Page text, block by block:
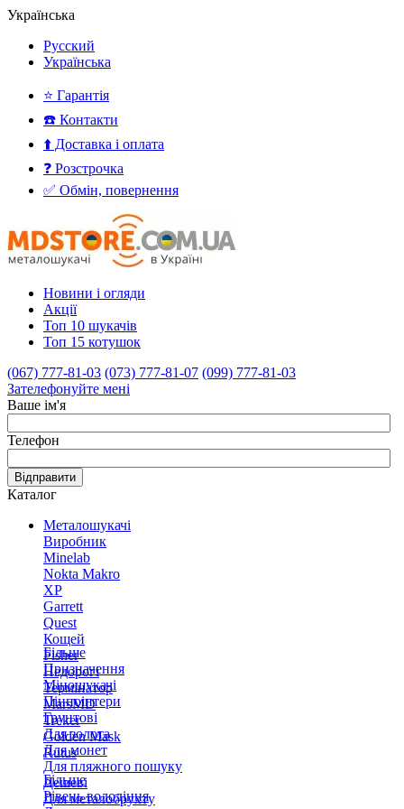
Українська
Русский
Українська
⭐ Гарантія
☎️ Контакти
⬆️ Доставка і оплата
❓ Розстрочка
✅ Обмін, повернення
Новини і огляди
Акції
Топ 10 шукачів
Топ 15 котушок
(067) 777-81-03 (073) 777-81-07 (099) 777-81-03
Зателефонуйте мені
Ваше ім'я
Телефон
Відправити
Каталог
Металошукачі
Виробник
Minelab
Nokta Makro
XP
Garrett
Quest
Кощей
Fisher
Недорогі
Термінатор
MarsMD
Treker
Golden Mask
Rutus
Більше
Призначення
Міношукачі
Пінпоінтери
Грунтові
Для золота
Для монет
Для пляжного пошуку
Дешеві
Для металобрухту
Більше
Рівень володіння